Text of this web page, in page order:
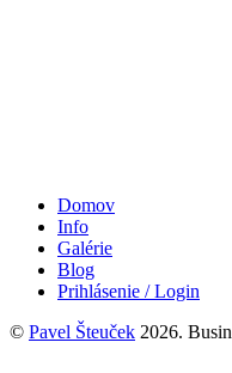
Domov
Info
Galérie
Blog
Prihlásenie / Login
© Pavel Šteuček 2026.